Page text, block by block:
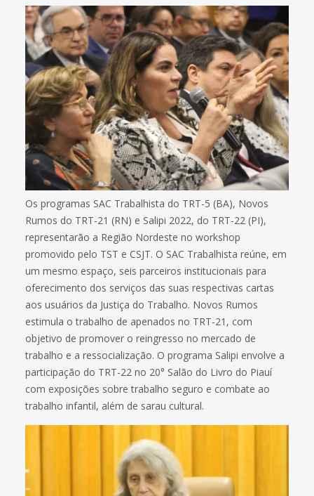
Os programas SAC Trabalhista do TRT-5 (BA), Novos
Rumos do TRT-21 (RN) e Salipi 2022, do TRT-22 (PI),
representarão a Região Nordeste no workshop
promovido pelo TST e CSJT. O SAC Trabalhista reúne, em
um mesmo espaço, seis parceiros institucionais para
oferecimento dos serviços das suas respectivas cartas
aos usuários da Justiça do Trabalho. Novos Rumos
estimula o trabalho de apenados no TRT-21, com
objetivo de promover o reingresso no mercado de
trabalho e a ressocialização. O programa Salipi envolve a
participação do TRT-22 no 20° Salão do Livro do Piauí
com exposições sobre trabalho seguro e combate ao
trabalho infantil, além de sarau cultural.